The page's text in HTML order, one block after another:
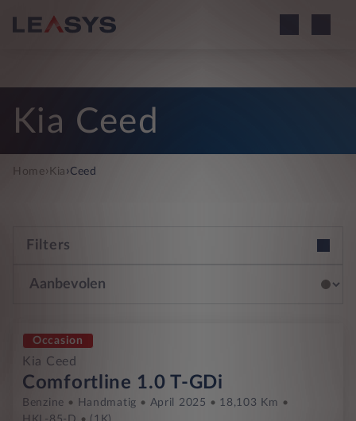
Kia Ceed
Home› Kia ›Ceed
Filters
Occasion
Kia Ceed
Comfortline 1.0 T-GDi
Benzine Handmatig April 2025
18,103 Km